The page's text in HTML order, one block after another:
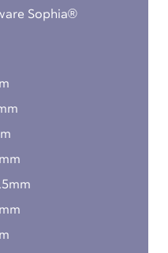
Sophia®